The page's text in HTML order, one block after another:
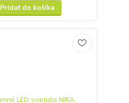
Pridať do košíka